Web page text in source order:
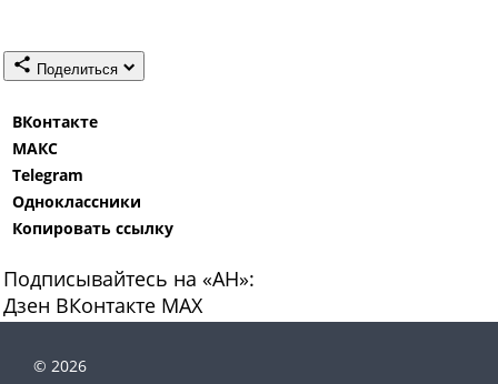
Поделиться
ВКонтакте
МАКС
Telegram
Одноклассники
Копировать ссылку
Подписывайтесь на «АН»:
Дзен ВКонтакте МАХ
© 2026